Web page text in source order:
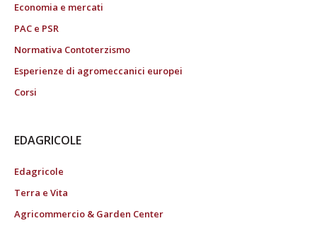
Economia e mercati
PAC e PSR
Normativa Contoterzismo
Esperienze di agromeccanici europei
Corsi
EDAGRICOLE
Edagricole
Terra e Vita
Agricommercio & Garden Center